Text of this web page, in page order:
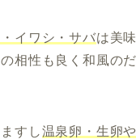
イワシ・サバは美味
相性も良く和風のだ
すし温泉卵・生卵や